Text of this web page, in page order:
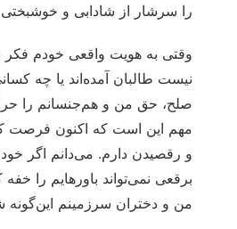
را سرشار از شادابی و خوشبختی
وقتی به هویت واقعی خودم فکر
نیست طالبان آمده‌اند یا چه
صلح، حق من و هم‌جنسانم را
مهم این است که اکنون فرصت
و رقصیدن دارم. می‌دانم اگر
برقعی نمی‌تواند باورهایم را خفه
من و دختران سرزمینم این‌گونه